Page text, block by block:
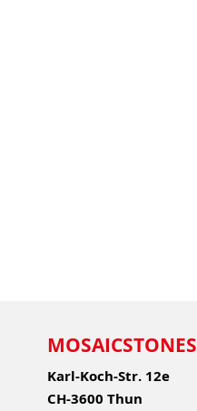
MOSAICSTONES
Karl-Koch-Str. 12e
CH-3600 Thun